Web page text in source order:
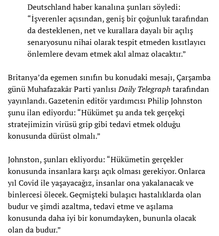
Deutschland haber kanalına şunları söyledi:
“İşverenler açısından, geniş bir çoğunluk tarafından
da desteklenen, net ve kurallara dayalı bir açılış
senaryosunu nihai olarak tespit etmeden kısıtlayıcı
önlemlere devam etmek akıl almaz olacaktır.”
Britanya’da egemen sınıfın bu konudaki mesajı, Çarşamba
günü Muhafazakâr Parti yanlısıDaily Telegraph tarafından
yayınlandı. Gazetenin editör yardımcısı Philip Johnston
şunu ilan ediyordu: “Hükümet şu anda tek gerçekçi
stratejimizin virüsü grip gibi tedavi etmek olduğu
konusunda dürüst olmalı.”
Johnston, şunları ekliyordu: “Hükümetin gerçekler
konusunda insanlara karşı açık olması gerekiyor. Onlarca
yıl Covid ile yaşayacağız, insanlar ona yakalanacak ve
binlercesi ölecek. Geçmişteki bulaşıcı hastalıklarda olan
budur ve şimdi azaltma, tedavi etme ve aşılama
konusunda daha iyi bir konumdayken, bununla olacak
olan da budur.”